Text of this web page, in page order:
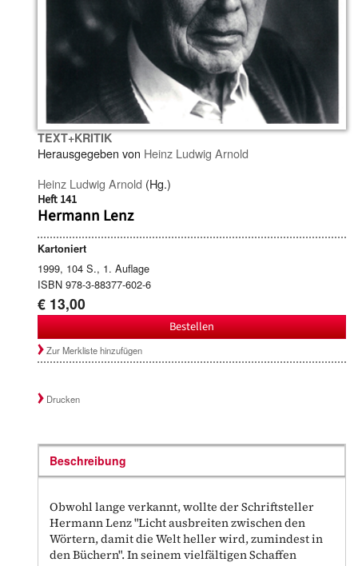
TEXT+KRITIK
Herausgegeben von Heinz Ludwig Arnold
Heinz Ludwig Arnold (Hg.)
Heft 141
Hermann Lenz
Kartoniert
1999, 104 S., 1. Auflage
ISBN 978-3-88377-602-6
€ 13,00
Bestellen
Zur Merkliste hinzufügen
Drucken
Beschreibung
Obwohl lange verkannt, wollte der Schriftsteller
Hermann Lenz "Licht ausbreiten zwischen den
Wörtern, damit die Welt heller wird, zumindest in
den Büchern". In seinem vielfältigen Schaffen